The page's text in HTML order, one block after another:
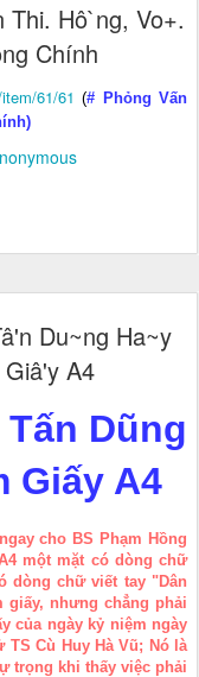
Thi. Hô`ng, Vo+.
Chính
61/61 (# Phỏng Vấn
Du~ng Ha~y
A4
Dũng
Giấy A4
cho BS Phạm Hồng
một mặt có dòng chữ
dòng chữ viết tay "Dân
giấy, nhưng chẳng phải
của ngày kỷ niệm ngày
Cù Huy Hà Vũ; Nó là
trọng khi thấy việc phải